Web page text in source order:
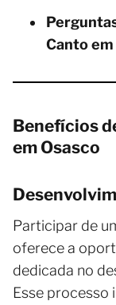
Canto em
Benefícios
em Osasco
Participar de
oferece a
dedicada no
Esse processo